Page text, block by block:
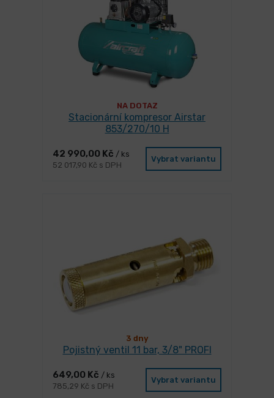
NA DOTAZ
Stacionární kompresor Airstar
853/270/10 H
42 990,00 Kč / ks
52 017,90 Kč s DPH
Vybrat variantu
3 dny
Pojistný ventil 11 bar, 3/8" PROFI
649,00 Kč / ks
785,29 Kč s DPH
Vybrat variantu